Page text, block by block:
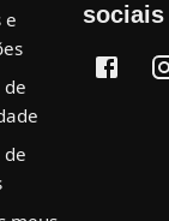
e
de
de
sociais